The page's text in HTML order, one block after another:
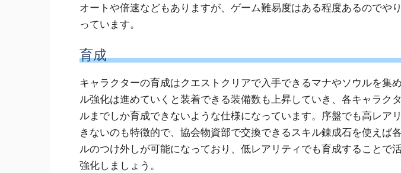
オートや倍速などもありますが、ゲーム難易度はある程度あるのでや
っています。
育成
キャラクターの育成はクエストクリアで入手できるマナやソウルを集
ル強化は進めていくと装着できる装備数も上昇していき、各キャラク
ルまでしか育成できないような仕様になっています。序盤でも高レア
きないのも特徴的で、協会物資部で交換できるスキル錬成石を使えば
ルのつけ外しが可能になっており、低レアリティでも育成することで
強化しましょう。